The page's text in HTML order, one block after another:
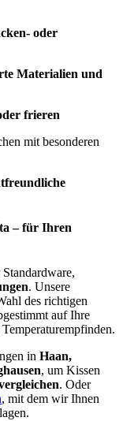
oder
Materialien und
frieren
mit besonderen
– für Ihren
. Unsere
des richtigen
auf Ihre
in Haan,
, um Kissen
. Oder
, mit dem wir Ihnen